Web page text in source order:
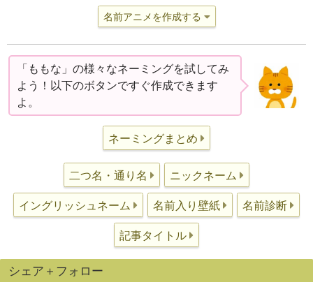
名前アニメを作成する
「ももな」の様々なネーミングを試してみ
よう！以下のボタンですぐ作成できます
よ。
ネーミングまとめ
二つ名・通り名 ニックネーム
イングリッシュネーム 名前入り壁紙 名前診断
記事タイトル
シェア＋フォロー